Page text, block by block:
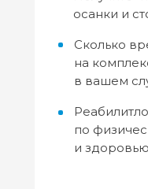
осанки и
Сколько
на
в вашем
по
и